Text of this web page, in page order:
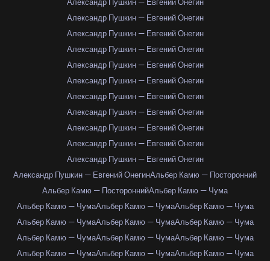
Александр Пушкин — Евгений Онегин
Александр Пушкин — Евгений Онегин
Александр Пушкин — Евгений Онегин
Александр Пушкин — Евгений Онегин
Александр Пушкин — Евгений Онегин
Александр Пушкин — Евгений Онегин
Александр Пушкин — Евгений Онегин
Александр Пушкин — Евгений Онегин
Александр Пушкин — Евгений Онегин
Александр Пушкин — Евгений Онегин
Александр Пушкин — Евгений Онегин
Александр Пушкин — Евгений ОнегинАльбер Камю — Посторонний
Альбер Камю — ПостороннийАльбер Камю — Чума
Альбер Камю — ЧумаАльбер Камю — ЧумаАльбер Камю — Чума
Альбер Камю — ЧумаАльбер Камю — ЧумаАльбер Камю — Чума
Альбер Камю — ЧумаАльбер Камю — ЧумаАльбер Камю — Чума
Альбер Камю — ЧумаАльбер Камю — ЧумаАльбер Камю — Чума